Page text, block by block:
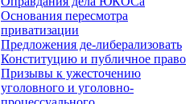
Основания пересмотра
приватизации
Предложения де-либерализовать
Конституцию и публичное право
Призывы к ужесточению
уголовного и уголовно-